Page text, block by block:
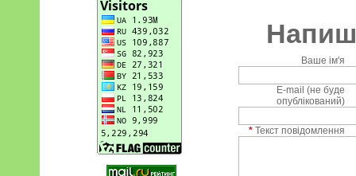
Ваше ім'я
E-mail (не буде
опублікований)
* Текст повідомлення